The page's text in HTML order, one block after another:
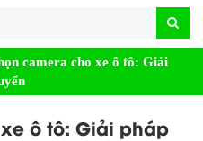
camera cho xe ô tô: Giải
ô tô: Giải pháp